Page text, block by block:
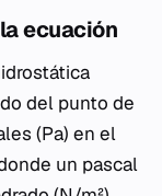
ecuación
del punto de
(Pa) en el
un pascal